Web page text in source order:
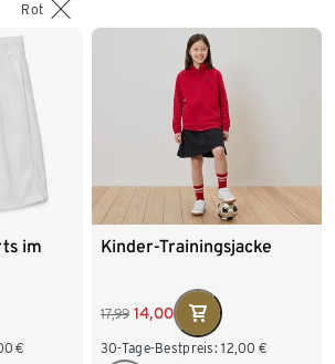
Rot
im
€
Kinder-Trainingsjacke
17,99 14,00
30-Tage-Bestpreis: 12,00 €